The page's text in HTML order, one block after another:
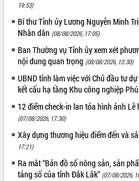
19:53)
Bí thư Tỉnh ủy Lương Nguyễn Minh
Nhân dân (08/08/2026, 17:05)
Ban Thường vụ Tỉnh ủy xem xét
nội dung quan trọng (08/08/2026, 13:30)
UBND tỉnh làm việc với Chủ đầu tư
kết cấu hạ tầng Khu công nghiệp
12 điểm check-in lan tỏa hình ảnh
(07/08/2026, 17:30)
Xây dựng thương hiệu điểm đến và
17:21)
Ra mắt “Bản đồ số nông sản, sản
tảng số của tỉnh Đắk Lắk” (07/08/2026,